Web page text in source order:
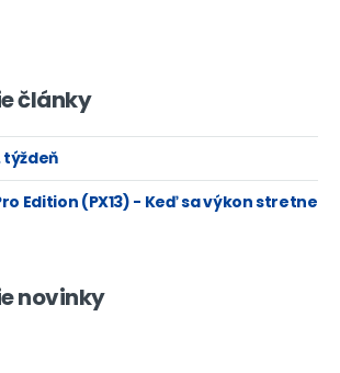
články
týždeň
Edition (PX13) - Keď sa výkon stretne
novinky